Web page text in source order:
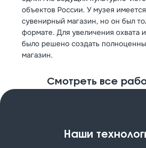
объектов России. У музея
сувенирный магазин, но он был
формате. Для увеличения охвата
было решено создать
магазин.
Смотреть все
Наши